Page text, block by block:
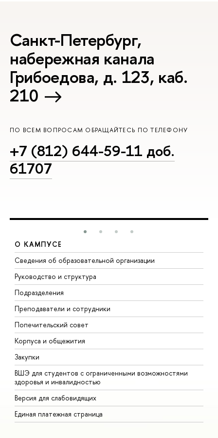
Санкт-Петербург,
набережная канала
Грибоедова, д. 123, каб.
210
ПО ВСЕМ ВОПРОСАМ ОБРАЩАЙТЕСЬ ПО ТЕЛЕФОНУ
+7 (812) 644-59-11 доб.
61707
О КАМПУСЕ
Сведения об образовательной организации
Руководство и структура
Подразделения
Преподаватели и сотрудники
Попечительский совет
Корпуса и общежития
Закупки
ВШЭ для студентов с ограниченными возможностями
здоровья и инвалидностью
Версия для слабовидящих
Единая платежная страница